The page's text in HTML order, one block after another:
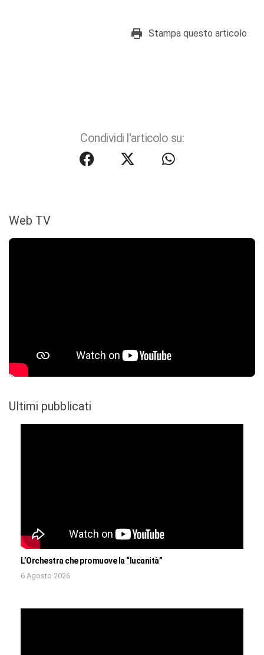
Stampa questo articolo
Condividi l'articolo su:
Web TV
Ultimi pubblicati
L’Orchestra che promuove la “lucanità”
6 Agosto 2026